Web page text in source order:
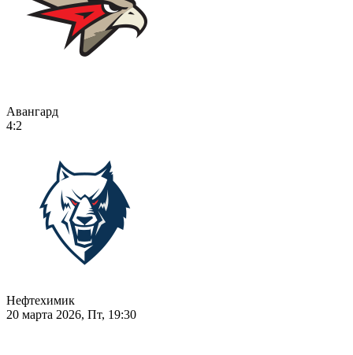
Авангард
4:2
Нефтехимик
20 марта 2026, Пт, 19:30